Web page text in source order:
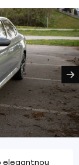
elegantnou